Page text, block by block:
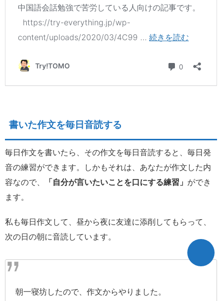
書いた作文を毎日音読する
毎日作文を書いたら、その作文を毎日音読すると、毎日発
音の練習ができます。しかもそれは、あなたが作文した内
容なので、
「自分が言いたいことを口にする練習」 ができ
ます。
私も毎日作文して、昼から夜に友達に添削してもらって、
次の日の朝に音読しています。
朝一寝坊したので、作文からやりました。